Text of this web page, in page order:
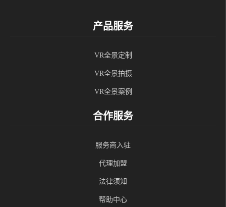
产品服务
VR全景定制
VR全景拍摄
VR全景案例
合作服务
服务商入驻
代理加盟
法律须知
帮助中心